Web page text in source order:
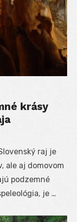
krásy
raj je
ale aj domovom
podzemné
je …